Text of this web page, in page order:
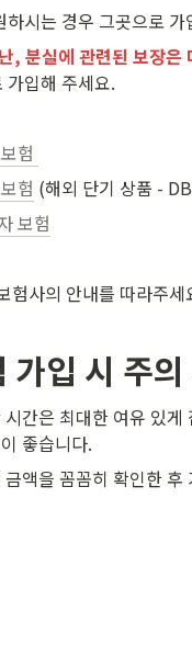
시는 경우 그곳으로
, 분실에 관련된 보장은
가입해 주세요.
험
험 (해외 단기 상품 -
보험
험사의 안내를 따라주세
가입 시 주
간은 최대한 여유 있
좋습니다.
액을 꼼꼼히 확인한 후